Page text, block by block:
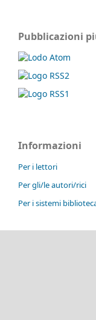
Pubblicazioni
Informazioni
Per i lettori
Per gli/le autori/rici
Per i sistemi